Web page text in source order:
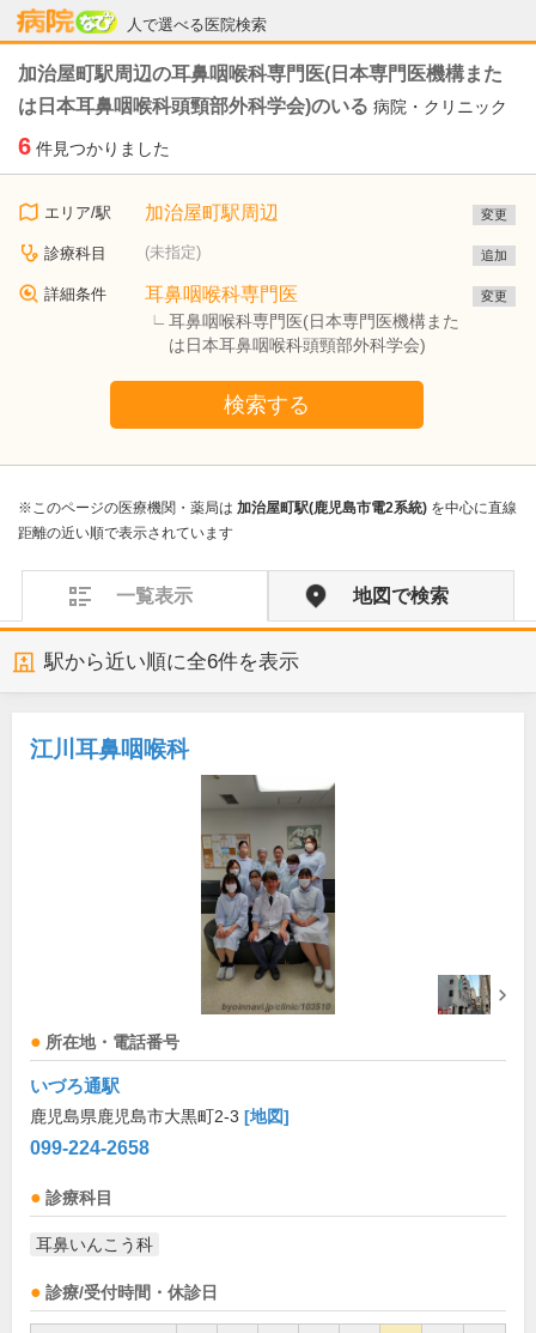
人で選べる医院検索
病院なび
加治屋町駅周辺の耳鼻咽喉科専門医(日本専門医機構また
は日本耳鼻咽喉科頭頸部外科学会)のいる 病院・クリニック
6 件見つかりました
エリア/駅 加治屋町駅周辺 変更
診療科目 (未指定) 追加
詳細条件 耳鼻咽喉科専門医
耳鼻咽喉科専門医(日本専門医機構また
は日本耳鼻咽喉科頭頸部外科学会)
変更
検索する
※このページの医療機関・薬局は 加治屋町駅(鹿児島市電2系統) を中心に直線
距離の近い順で表示されています
一覧表示 地図で検索
駅から近い順に全6件を表示
江川耳鼻咽喉科
所在地・電話番号
いづろ通駅
鹿児島県鹿児島市大黒町2-3 [地図]
099-224-2658
診療科目
耳鼻いんこう科
診療/受付時間・休診日